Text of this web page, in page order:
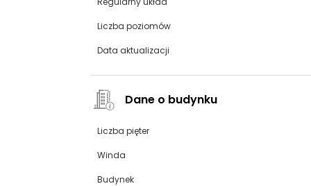
Liczba poziomów
Data aktualizacji
Dane o budynku
Liczba pięter
Winda
Budynek